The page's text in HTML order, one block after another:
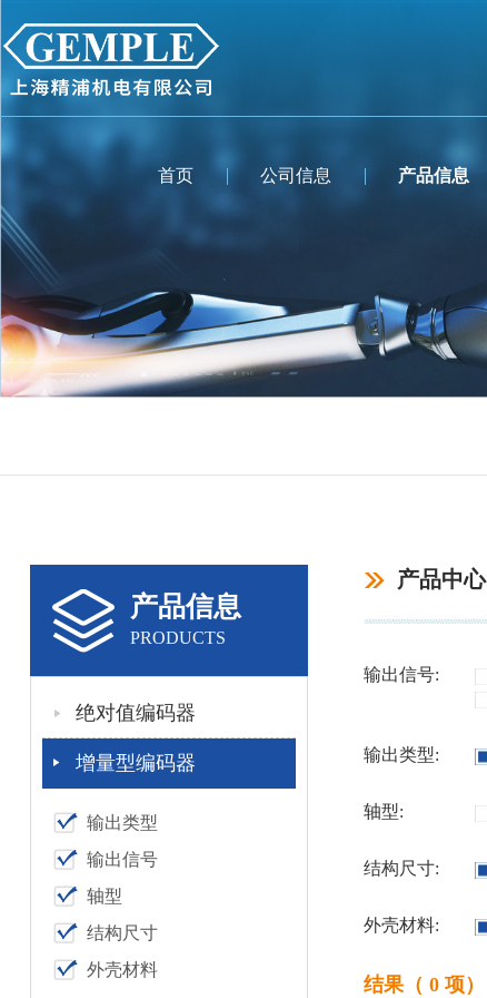
首页 公司信息 产品信息
产品信息
PRODUCTS
绝对值编码器
增量型编码器
输出类型
输出信号
轴型
结构尺寸
外壳材料
产品中心
输出信号:
输出类型:
轴型:
结构尺寸:
外壳材料:
结果（ 0 项）